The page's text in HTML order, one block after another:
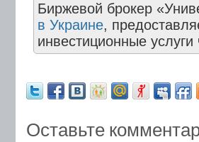
Биржевой брокер
в Украине,
инвестиционные
Оставьте